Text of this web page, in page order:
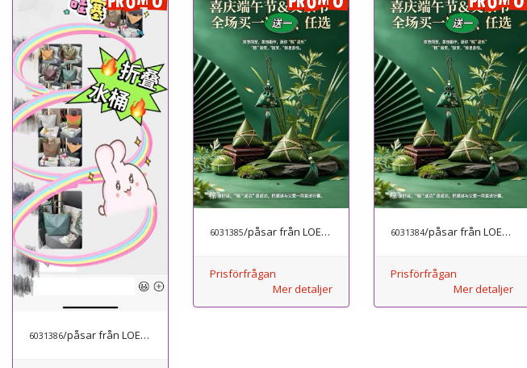
6031386/påsar från LOEWE
6031385/påsar från LOEWE
Prisförfrågan
Mer detaljer
6031384/påsar från LOEWE
Prisförfrågan
Mer detaljer